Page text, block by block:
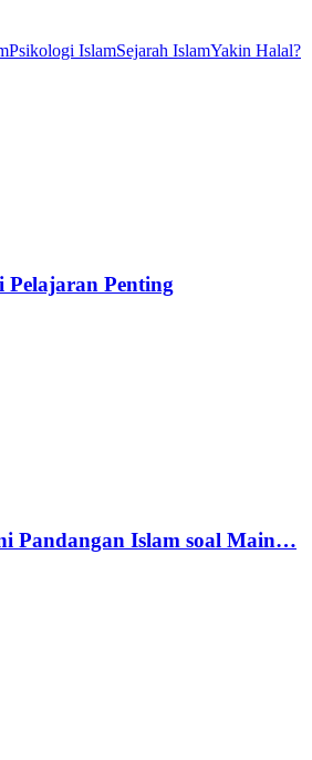
Psikologi IslamSejarah IslamYakin Halal?
Pelajaran Penting
Pandangan Islam soal Main…